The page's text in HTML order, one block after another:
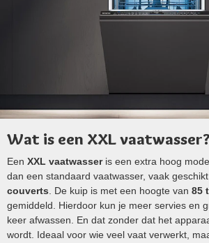
Wat is een XXL vaatwasser?
Een XXL vaatwasseris een extra hoog
dan een standaard vaatwasser, vaak
couverts . De kuip is met een hoogte van 85
gemiddeld. Hierdoor kun je meer servies en
keer afwassen. En dat zonder dat het
wordt. Ideaal voor wie veel vaat verwerkt,